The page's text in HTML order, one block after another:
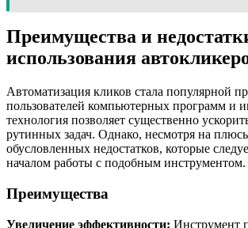
Преимущества и
использования
Автоматизация кликов стала популярной
пользователей компьютерных программ и
технология позволяет существенно
рутинных задач. Однако, несмотря на
обусловленных недостатков, которые
началом работы с подобным инструментом.
Преимущества
Увеличение эффективности: Инструмент